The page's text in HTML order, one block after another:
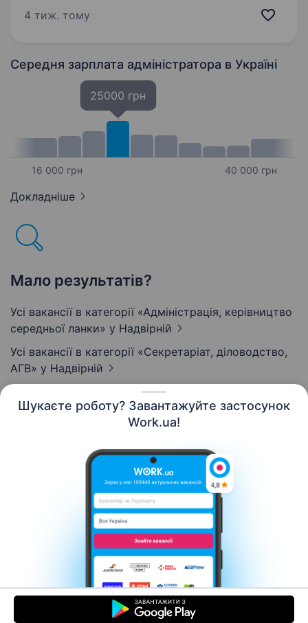
Шукаєте роботу? Завантажуйте застосунок
Work.ua!
місці. Наша команда — це професіонали, які
4 тиж. тому
Середня зарплата адміністратора в Україні
16 000 грн
25000 грн
40 000 грн
Докладніше
Мало результатів?
Усі вакансії в категорії «Адмiнiстрацiя, керівництво
середньої ланки» у Надвірній
Усі вакансії в категорії «Секретаріат, діловодство,
АГВ» у Надвірній
Контакти Про нас
Кар’єра
Допомога Умови використання